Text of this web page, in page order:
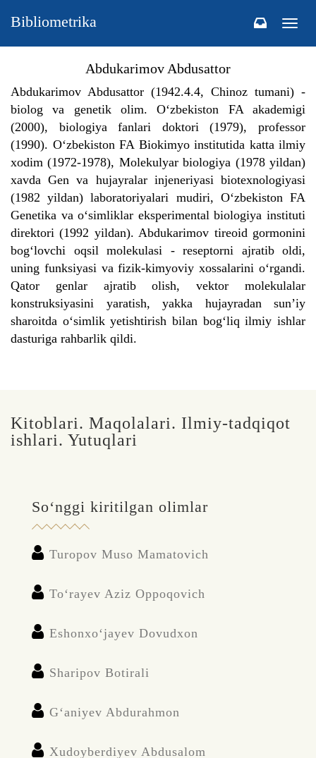
Bibliometrika
Abdukarimov Abdusattor
Abdukarimov Abdusattor (1942.4.4, Chinoz tumani) -
biolog va genetik olim. O‘zbekiston FA akademigi
(2000), biologiya fanlari doktori (1979), professor
(1990). O‘zbekiston FA Biokimyo institutida katta ilmiy
xodim (1972-1978), Molekulyar biologiya (1978 yildan)
xavda Gen va hujayralar injeneriyasi biotexnologiyasi
(1982 yildan) laboratoriyalari mudiri, O‘zbekiston FA
Genetika va o‘simliklar eksperimental biologiya instituti
direktori (1992 yildan). Abdukarimov tireoid gormonini
bog‘lovchi oqsil molekulasi - reseptorni ajratib oldi,
uning funksiyasi va fizik-kimyoviy xossalarini o‘rgandi.
Qator genlar ajratib olish, vektor molekulalar
konstruksiyasini yaratish, yakka hujayradan sun’iy
sharoitda o‘simlik yetishtirish bilan bog‘liq ilmiy ishlar
dasturiga rahbarlik qildi.
Kitoblari. Maqolalari. Ilmiy-tadqiqot
ishlari. Yutuqlari
So‘nggi kiritilgan olimlar
Turopov Muso Mamatovich
To‘rayev Aziz Oppoqovich
Eshonxo‘jayev Dovudxon
Sharipov Botirali
G‘aniyev Abdurahmon
Xudoyberdiyev Abdusalom